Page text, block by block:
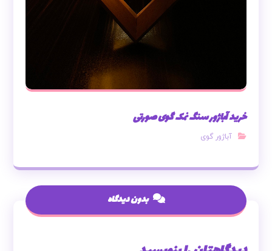
خرید آباژور سنگ نمک گوی صورتی
آباژور گوی
بدون دیدگاه